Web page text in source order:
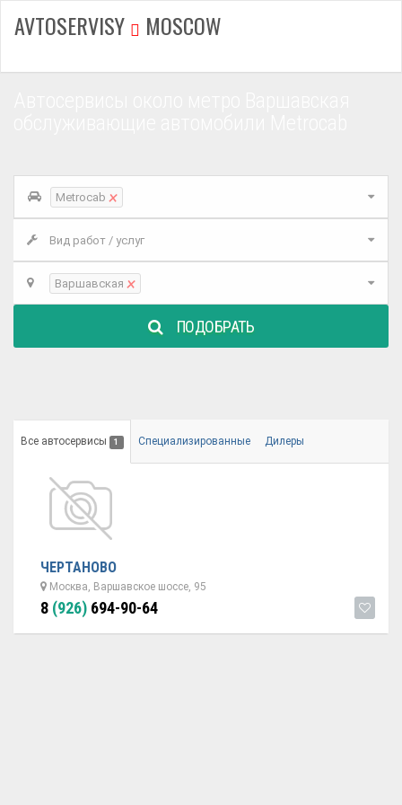
AVTOSERVISY MOSCOW
Metrocab ×
Вид работ / услуг
Варшавская ×
ПОДОБРАТЬ
Все автосервисы 1 Специализированные Дилеры
ЧЕРТАНОВО
Москва, Варшавское шоссе, 95
8 (926) 694-90-64